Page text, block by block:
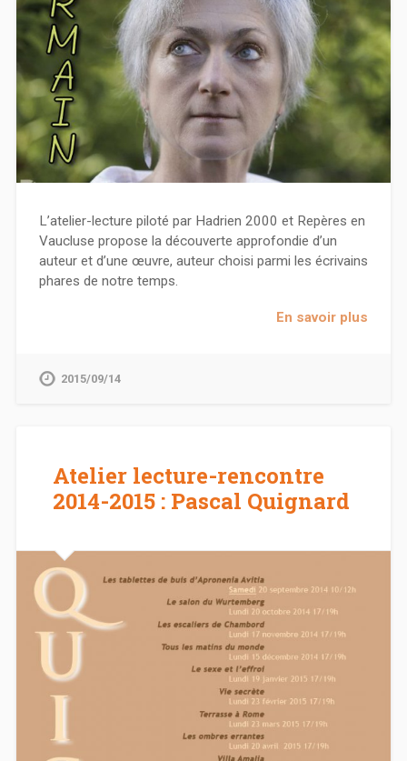
L’atelier-lecture piloté par Hadrien 2000 et Repères en
Vaucluse propose la découverte approfondie d’un
auteur et d’une œuvre, auteur choisi parmi les écrivains
phares de notre temps.
En savoir plus
2015/09/14
Atelier lecture-rencontre
2014-2015 : Pascal Quignard